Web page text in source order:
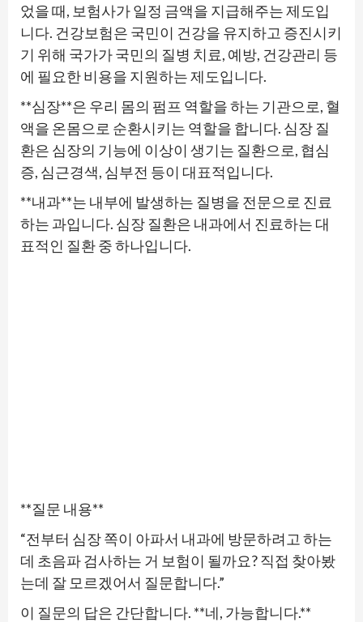
었을 때, 보험사가 일정 금액을 지급해주는 제도입
니다. 건강보험은 국민이 건강을 유지하고 증진시키
기 위해 국가가 국민의 질병 치료, 예방, 건강관리 등
에 필요한 비용을 지원하는 제도입니다.
**심장**은 우리 몸의 펌프 역할을 하는 기관으로, 혈
액을 온몸으로 순환시키는 역할을 합니다. 심장 질
환은 심장의 기능에 이상이 생기는 질환으로, 협심
증, 심근경색, 심부전 등이 대표적입니다.
**내과**는 내부에 발생하는 질병을 전문으로 진료
하는 과입니다. 심장 질환은 내과에서 진료하는 대
표적인 질환 중 하나입니다.
**질문 내용**
“전부터 심장 쪽이 아파서 내과에 방문하려고 하는
데 초음파 검사하는 거 보험이 될까요? 직접 찾아봤
는데 잘 모르겠어서 질문합니다.”
이 질문의 답은 간단합니다. **네, 가능합니다.**